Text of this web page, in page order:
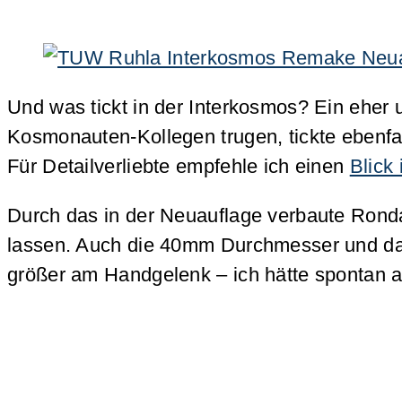
Und was tickt in der Interkosmos? Ein eher
Kosmonauten-Kollegen trugen, tickte
Für Detailverliebte empfehle ich einen Blick
Durch das in der Neuauflage verbaute
lassen. Auch die 40mm Durchmesser und
größer am Handgelenk – ich hätte spontan